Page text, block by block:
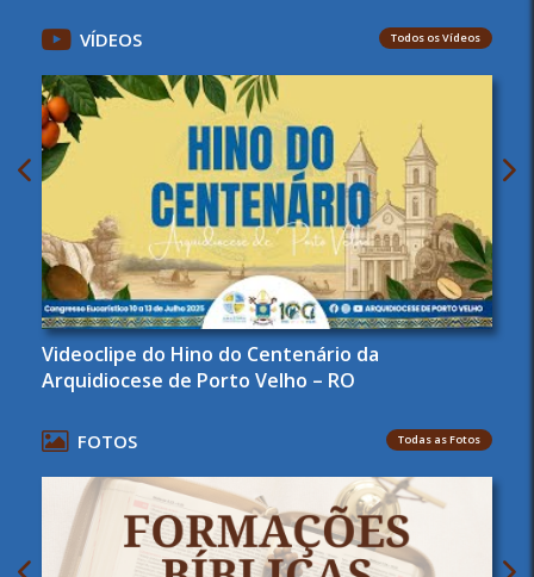
VÍDEOS Todos os Vídeos
Videoclipe do Hino do Centenário da
Arquidiocese de Porto Velho – RO
FOTOS Todas as Fotos